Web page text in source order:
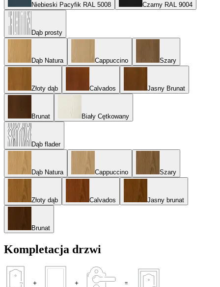
Niebieski Pacyfik RAL 5008 Czarny RAL 9004
Dąb prosty
Dąb Natura Cappuccino Szary
Złoty dąb Calvados Jasny Brunat
Brunat Biały Cętkowany
Dąb flader
Dąb Natura Cappuccino Szary
Złoty dąb Calvados Jasny brunat
Brunat
Kompletacja drzwi